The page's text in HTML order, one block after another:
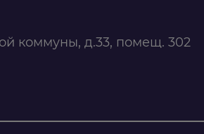
коммуны, д.33, помещ. 302